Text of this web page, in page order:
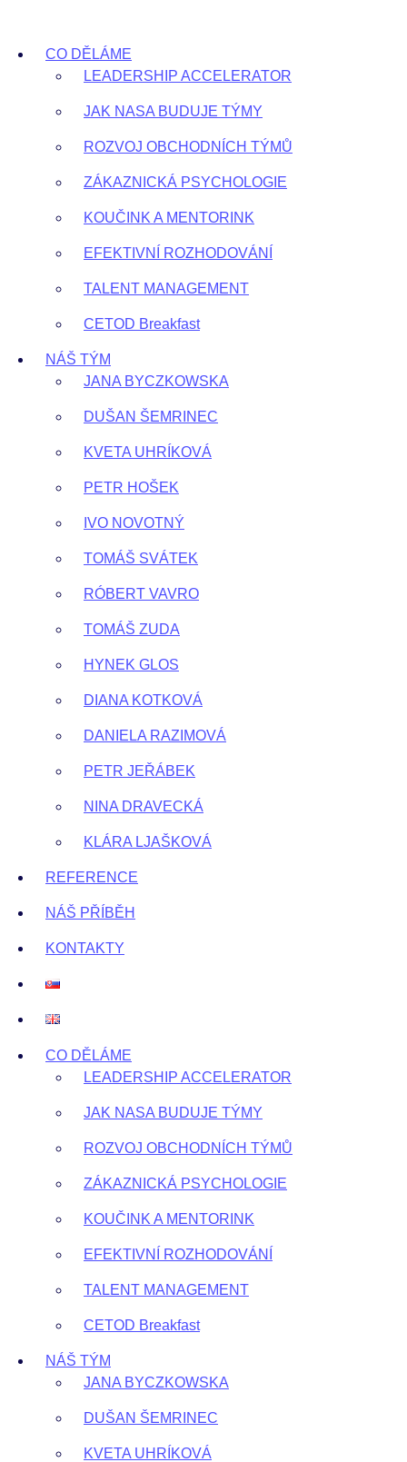
obsahuCO DĚLÁME
LEADERSHIP ACCELERATOR
JAK NASA BUDUJE TÝMY
ROZVOJ OBCHODNÍCH TÝMŮ
ZÁKAZNICKÁ PSYCHOLOGIE
KOUČINK A MENTORINK
EFEKTIVNÍ ROZHODOVÁNÍ
TALENT MANAGEMENT
CETOD Breakfast
NÁŠ TÝM
JANA BYCZKOWSKA
DUŠAN ŠEMRINEC
KVETA UHRÍKOVÁ
PETR HOŠEK
IVO NOVOTNÝ
TOMÁŠ SVÁTEK
RÓBERT VAVRO
TOMÁŠ ZUDA
HYNEK GLOS
DIANA KOTKOVÁ
DANIELA RAZIMOVÁ
PETR JEŘÁBEK
NINA DRAVECKÁ
KLÁRA LJAŠKOVÁ
REFERENCE
NÁŠ PŘÍBĚH
KONTAKTY
CO DĚLÁME
LEADERSHIP ACCELERATOR
JAK NASA BUDUJE TÝMY
ROZVOJ OBCHODNÍCH TÝMŮ
ZÁKAZNICKÁ PSYCHOLOGIE
KOUČINK A MENTORINK
EFEKTIVNÍ ROZHODOVÁNÍ
TALENT MANAGEMENT
CETOD Breakfast
NÁŠ TÝM
JANA BYCZKOWSKA
DUŠAN ŠEMRINEC
KVETA UHRÍKOVÁ